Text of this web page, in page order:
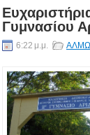
Γυμνασίου
6:22 μ.μ.